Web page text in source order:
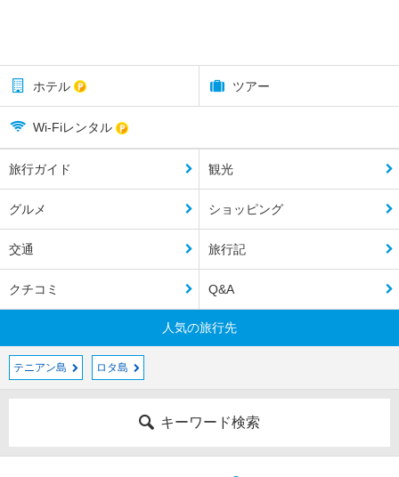
ホテル ツアー
Wi-Fiレンタル
旅行ガイド 観光
グルメ ショッピング
交通 旅行記
クチコミ Q&A
人気の旅行先
テニアン島 ロタ島
キーワード検索